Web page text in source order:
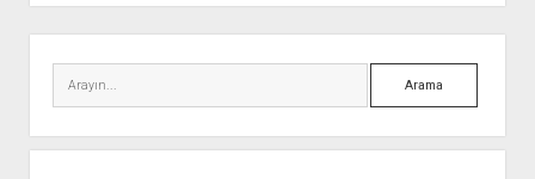
Kurtar
Yeni
Kahraman
Menü
Arama